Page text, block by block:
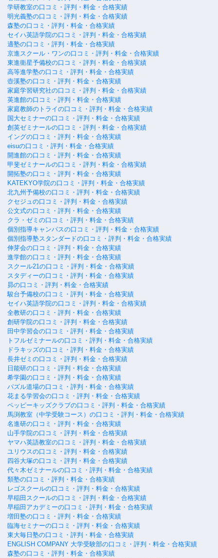
学研教室の口コミ・評判・料金・合格実績
明光義塾の口コミ・評判・料金・合格実績
森塾の口コミ・評判・料金・合格実績
セイハ英語学院の口コミ・評判・料金・合格実績
適塾の口コミ・評判・料金・合格実績
京進スクール・ワンの口コミ・評判・料金・合格実績
東進衛星予備校の口コミ・評判・料金・合格実績
高等進学塾の口コミ・評判・料金・合格実績
壺溪塾の口コミ・評判・料金・合格実績
家庭学習研究社の口コミ・評判・料金・合格実績
英進館の口コミ・評判・料金・合格実績
家庭教師のトライの口コミ・評判・料金・合格実績
国大セミナーの口コミ・評判・料金・合格実績
創英ゼミナールの口コミ・評判・料金・合格実績
イングの口コミ・評判・料金・合格実績
eisuの口コミ・評判・料金・合格実績
開進館の口コミ・評判・料金・合格実績
甲斐ゼミナールの口コミ・評判・料金・合格実績
開拓塾の口コミ・評判・料金・合格実績
KATEKYO学院の口コミ・評判・料金・合格実績
北九州予備校の口コミ・評判・料金・合格実績
クセジュの口コミ・評判・料金・合格実績
公文式の口コミ・評判・料金・合格実績
クラ・ゼミの口コミ・評判・料金・合格実績
個別指導キャンパスの口コミ・評判・料金・合格実績
個別指導塾スタンダードの口コミ・評判・料金・合格実績
伸芽会の口コミ・評判・料金・合格実績
進学館の口コミ・評判・料金・合格実績
スクール21の口コミ・評判・料金・合格実績
スタディーの口コミ・評判・料金・合格実績
昴の口コミ・評判・料金・合格実績
駿台予備校の口コミ・評判・料金・合格実績
セイハ英語学院の口コミ・評判・料金・合格実績
全教研の口コミ・評判・料金・合格実績
創研学院の口コミ・評判・料金・合格実績
田中学習会の口コミ・評判・料金・合格実績
トフルゼミナールの口コミ・評判・料金・合格実績
ドラキッズの口コミ・評判・料金・合格実績
長井ゼミの口コミ・評判・料金・合格実績
日能研の口コミ・評判・料金・合格実績
希学園の口コミ・評判・料金・合格実績
パズル道場の口コミ・評判・料金・合格実績
花まる学習会の口コミ・評判・料金・合格実績
ペッピーキッズクラブの口コミ・評判・料金・合格実績
馬渕教室（中学受験コース）の口コミ・評判・料金・合格実績
名進研の口コミ・評判・料金・合格実績
山手学院の口コミ・評判・料金・合格実績
ヤマハ英語教室の口コミ・評判・料金・合格実績
ユリウスの口コミ・評判・料金・合格実績
四谷大塚の口コミ・評判・料金・合格実績
代々木ゼミナールの口コミ・評判・料金・合格実績
類塾の口コミ・評判・料金・合格実績
レゴスクールの口コミ・評判・料金・合格実績
早稲田スクールの口コミ・評判・料金・合格実績
早稲田アカデミーの口コミ・評判・料金・合格実績
増田塾の口コミ・評判・料金・合格実績
臨海セミナーの口コミ・評判・料金・合格実績
東大毎日塾の口コミ・評判・料金・合格実績
ENGLISH COMPANY 大学受験部の口コミ・評判・料金・合格実績
森塾の口コミ・評判・料金・合格実績